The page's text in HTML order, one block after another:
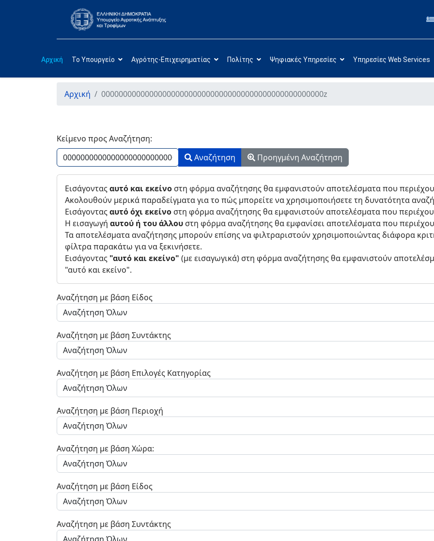
Αρχική Το Υπουργείο Αγρότης-Επιχειρηματίας Πολίτης Ψηφιακές Υπηρεσίες Υπηρεσίες Web Services
Αρχική 000000000000000000000000000000000000000000000000000z
Κείμενο προς Αναζήτηση:
Type 2 or more characters for results.
Αναζήτηση Προηγμένη Αναζήτηση
Εισάγονταςαυτό και εκείνο στη φόρμα αναζήτησης θα εμφανιστούν αποτελέσματα που
Ακολουθούν μερικά παραδείγματα για το πώς μπορείτε να χρησιμοποιήσετε τη δυνατότητα
Εισάγονταςαυτό όχι εκείνο στη φόρμα αναζήτησης θα εμφανιστούν αποτελέσματα που
Η εισαγωγή αυτού ή του άλλου στη φόρμα αναζήτησης θα εμφανίσει αποτελέσματα που
Τα αποτελέσματα αναζήτησης μπορούν επίσης να φιλτραριστούν χρησιμοποιώντας διάφορα
φίλτρα παρακάτω για να ξεκινήσετε.
Εισάγοντας "αυτό και εκείνο" (με εισαγωγικά) στη φόρμα αναζήτησης θα εμφανιστούν
"αυτό και εκείνο".
Αναζήτηση με βάση Είδος
Αναζήτηση με βάση Συντάκτης
Αναζήτηση με βάση Επιλογές Κατηγορίας
Αναζήτηση με βάση Περιοχή
Αναζήτηση με βάση Χώρα:
Αναζήτηση με βάση Είδος
Αναζήτηση με βάση Συντάκτης